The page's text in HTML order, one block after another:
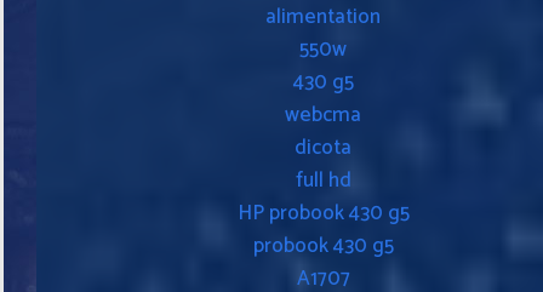
alimentation
550w
430 g5
webcma
dicota
full hd
HP probook 430 g5
probook 430 g5
A1707